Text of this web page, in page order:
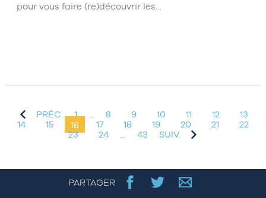
pour vous faire (re)découvrir les…
PRÉC. 1 … 8 9 10 11 12
13
14
15 16 17 18 19 20 21
22
23
24 … 43 SUIV.
PARTAGER